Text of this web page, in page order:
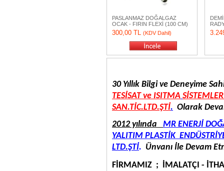
PASLANMAZ DOĞALGAZ
OCAK - FIRIN FLEXİ (100 CM)
300,00 TL (KDV Dahil)
30 Yıllık Bilgi ve Deneyime
TESİSAT ve ISITMA
SAN.TİC.LTD.ŞTİ. Olarak
2012 yılında MR ENERJİ
YALITIM PLASTİK
LTD.ŞTİ. Ünvanı İle Devam
FİRMAMIZ ; İMALATÇI -